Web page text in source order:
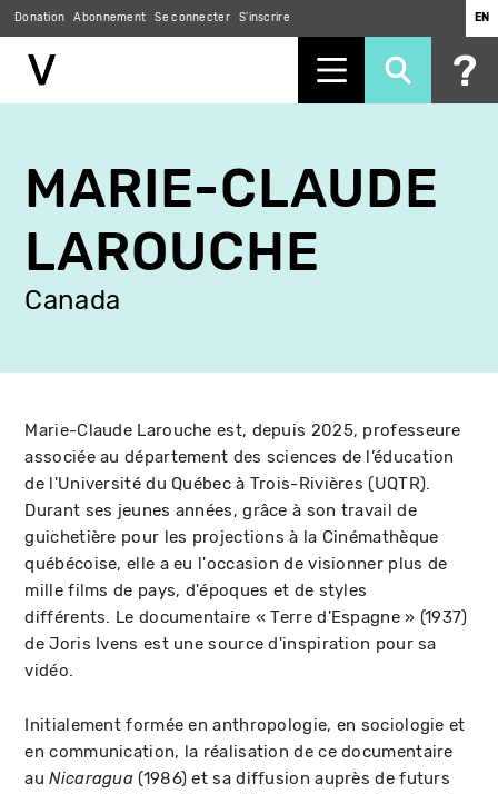
contenu
principal
Donation Abonnement Se connecter S'inscrire EN
MARIE-CLAUDE
LAROUCHE
Canada
Marie-Claude Larouche est, depuis 2025, professeure
associée au département des sciences de l’éducation
de l'Université du Québec à Trois-Rivières (UQTR).
Durant ses jeunes années, grâce à son travail de
guichetière pour les projections à la Cinémathèque
québécoise, elle a eu l'occasion de visionner plus de
mille films de pays, d'époques et de styles
différents. Le documentaire « Terre d'Espagne » (1937)
de Joris Ivens est une source d'inspiration pour sa
vidéo.
Initialement formée en anthropologie, en sociologie et
en communication, la réalisation de ce documentaire
auNicaragua (1986) et sa diffusion auprès de futurs